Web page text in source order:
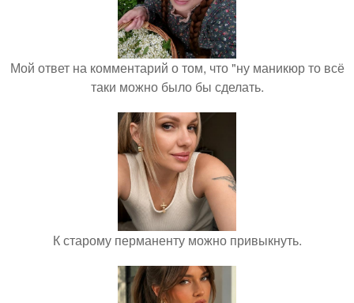
Мой ответ на комментарий о том, что "ну маникюр то всё
таки можно было бы сделать.
К старому перманенту можно привыкнуть.